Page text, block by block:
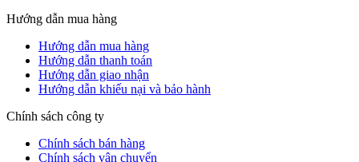
Hướng dẫn mua hàng
Hướng dẫn mua hàng
Hướng dẫn thanh toán
Hướng dẫn giao nhận
Hướng dẫn khiếu nại và bảo hành
Chính sách công ty
Chính sách bán hàng
Chính sách vận chuyển